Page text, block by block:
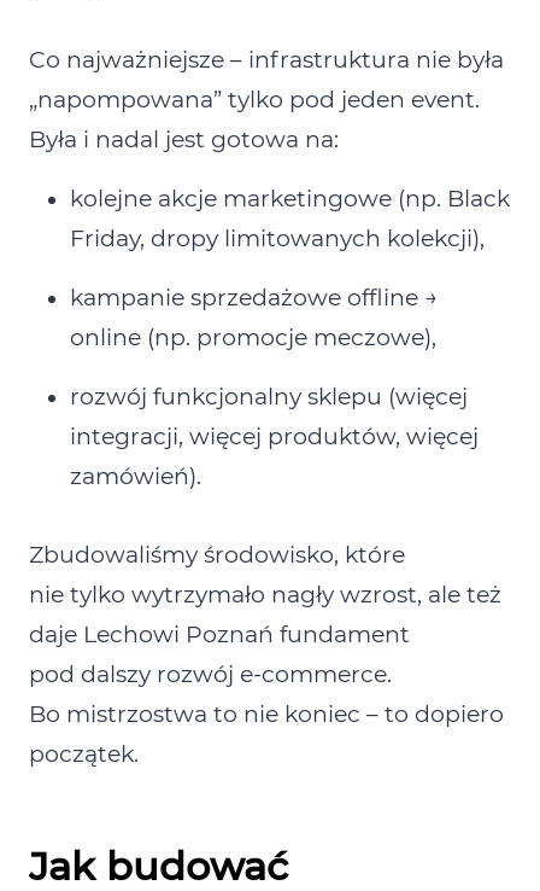
Co najważniejsze – infrastruktura nie była
„napompowana” tylko pod jeden event.
Była i nadal jest gotowa na:
kolejne akcje marketingowe (np. Black
Friday, dropy limitowanych kolekcji),
kampanie sprzedażowe offline →
online (np. promocje meczowe),
rozwój funkcjonalny sklepu (więcej
integracji, więcej produktów, więcej
zamówień).
Zbudowaliśmy środowisko, które
nie tylko wytrzymało nagły wzrost, ale też
daje Lechowi Poznań fundament
pod dalszy rozwój e‑commerce.
Bo mistrzostwa to nie koniec – to dopiero
początek.
Jak budować